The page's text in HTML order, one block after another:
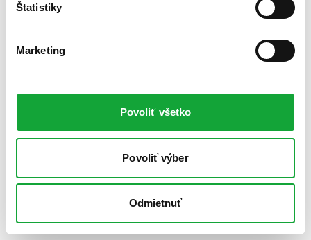
Štatistiky
Marketing
Povoliť všetko
Povoliť výber
Odmietnuť